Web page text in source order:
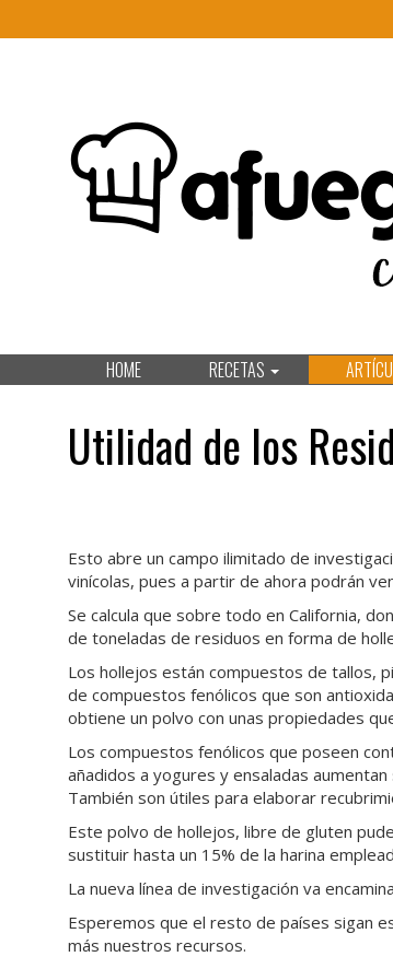
HOME RECETAS
Utilidad de los
Esto abre un campo ilimitado de
vinícolas, pues a partir de ahora podrán
Se calcula que sobre todo en California,
de toneladas de residuos en forma de
Los hollejos están compuestos de tallos,
de compuestos fenólicos que son
obtiene un polvo con unas propiedades
Los compuestos fenólicos que poseen
añadidos a yogures y ensaladas
También son útiles para elaborar
Este polvo de hollejos, libre de gluten
sustituir hasta un 15% de la harina
La nueva línea de investigación va
Esperemos que el resto de países sigan
más nuestros recursos.